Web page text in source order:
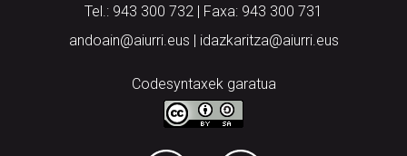
Tel.: 943 300 732 | Faxa: 943 300 731
andoain@aiurri.eus | idazkaritza@aiurri.eus
Codesyntaxek garatua